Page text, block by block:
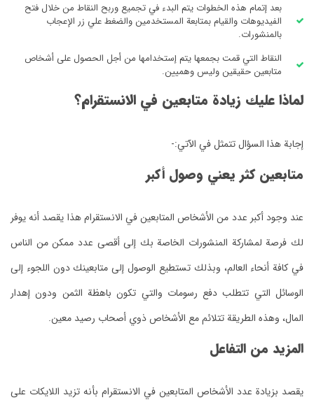
بعد إتمام هذه الخطوات يتم البدء في تجميع وربح النقاط من خلال فتح
الفيديوهات والقيام بمتابعة المستخدمين والضغط علي زر الإعجاب
بالمنشورات.
النقاط التي قمت بجمعها يتم إستخدامها من أجل الحصول على أشخاص
متابعين حقيقين وليس وهميين.
لماذا عليك زيادة متابعين في الانستقرام؟
إجابة هذا السؤال تتمثل في الآتي:-
متابعين كثر يعني وصول أكبر
عند وجود أكبر عدد من الأشخاص المتابعين في الانستقرام هذا يقصد أنه يوفر
لك فرصة لمشاركة المنشورات الخاصة بك إلى أقصى عدد ممكن من الناس
في كافة أنحاء العالم، وبذلك تستطيع الوصول إلى متابعينك دون اللجوء إلى
الوسائل التي تتطلب دفع رسومات والتي تكون باهظة الثمن ودون إهدار
المال، وهذه الطريقة تتلائم مع الأشخاص ذوي أصحاب رصيد معين.
المزيد من التفاعل
يقصد بزيادة عدد الأشخاص المتابعين في الانستقرام بأنه تزيد اللايكات على